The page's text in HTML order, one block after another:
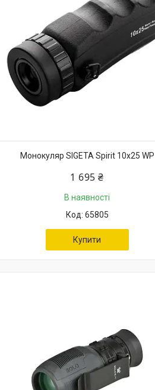
Монокуляр SIGETA Spirit 10x25 WP
1 695 ₴
В наявності
65805
Купити